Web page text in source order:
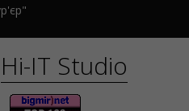
Hi-IT Studio